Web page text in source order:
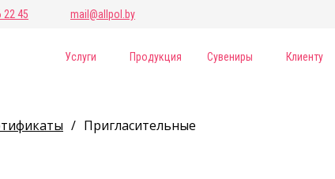
22 45 mail@allpol.by
Услуги Продукция Сувениры Клиенту
/ Пригласительные